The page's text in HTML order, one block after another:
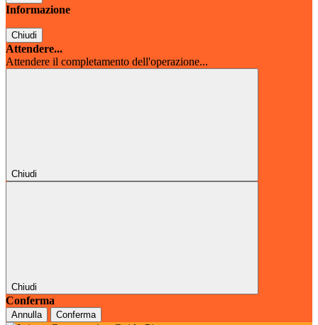
Informazione
Chiudi
Attendere...
Attendere il completamento dell'operazione...
Chiudi
Chiudi
Conferma
Annulla Conferma